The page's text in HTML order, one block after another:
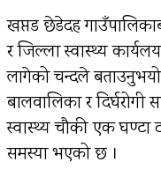
खप्तड छेडेदह
र जिल्ला स्वास्थ्य
लागेको चन्दले बताउनुभयो
बालवालिका र
स्वास्थ्य चौकी एक घण्टा
समस्या भएको छ ।